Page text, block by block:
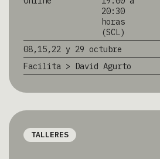
20:30
horas
(SCL)
08,15,22 y 29 octubre
Facilita > David Agurto
TALLERES